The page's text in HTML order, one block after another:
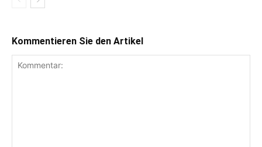
Kommentieren Sie den Artikel